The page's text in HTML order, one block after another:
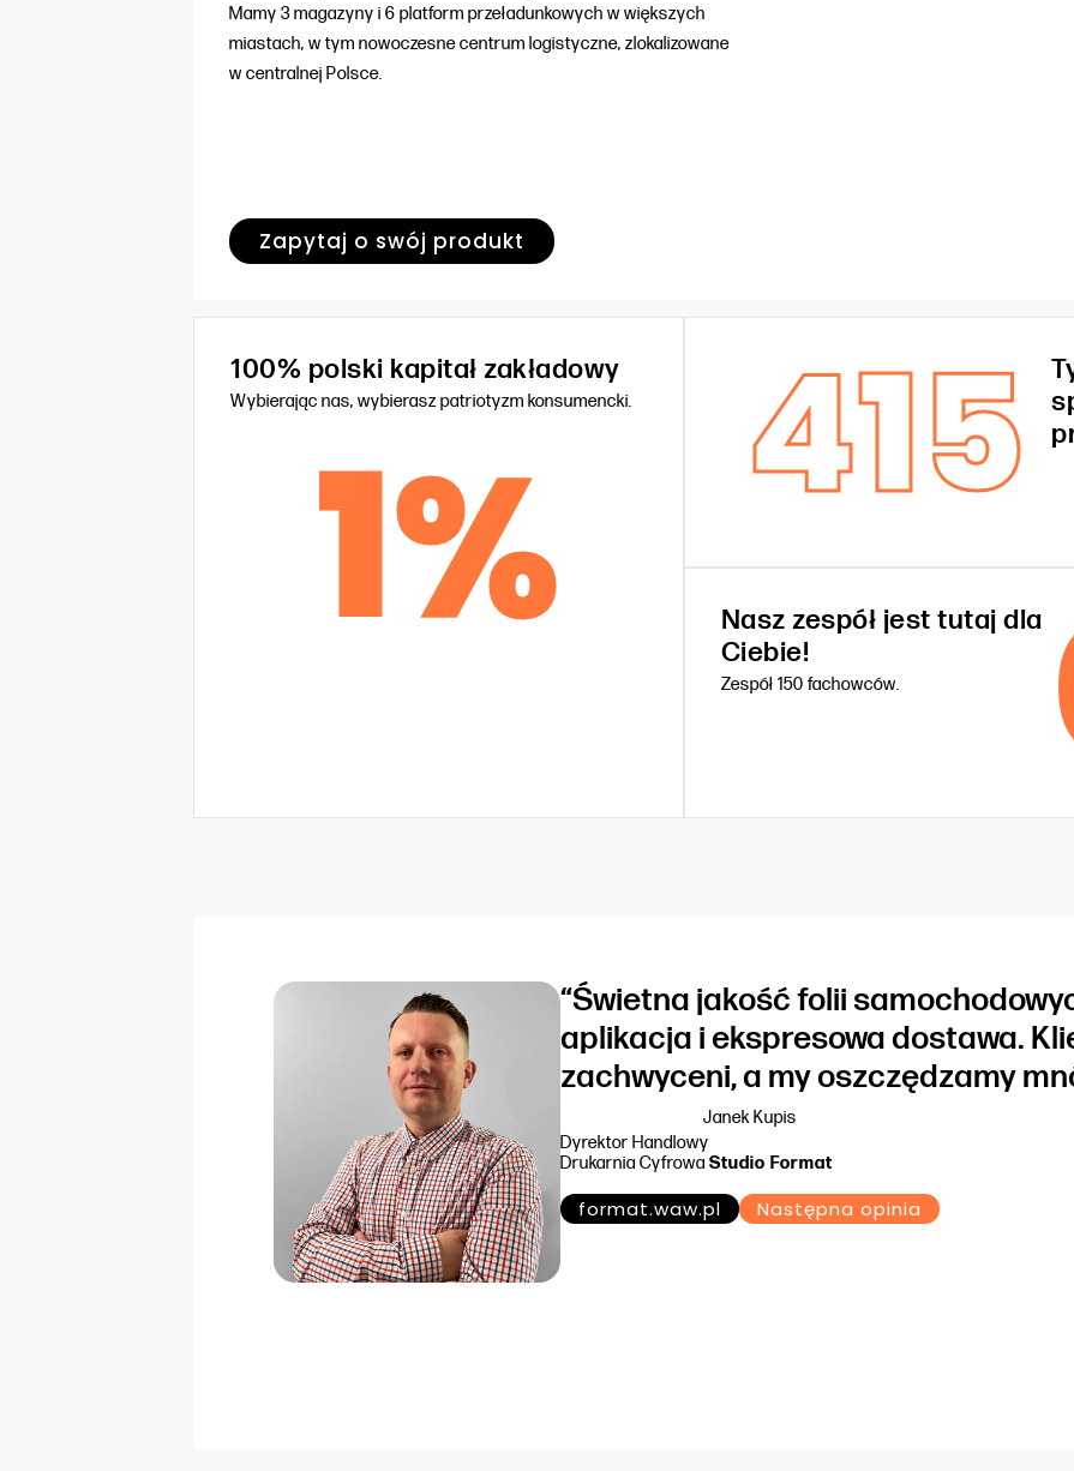
Mamy 3 magazyny i 6 platform przeładunkowych w większych
miastach, w tym nowoczesne centrum logistyczne, zlokalizowane
w centralnej Polsce.
Zapytaj o swój produkt
100% polski kapitał zakładowy
Wybierając nas, wybierasz patriotyzm konsumencki.
1% 415
Nasz zespół jest tutaj dla
Ciebie!
Zespół 150 fachowców.
“Świetna jakość folii
aplikacja i ekspresowa dostawa.
zachwyceni, a my oszczędzamy
Janek Kupis
Dyrektor Handlowy
Drukarnia CyfrowaStudio Format
format.waw.pl Następna opinia